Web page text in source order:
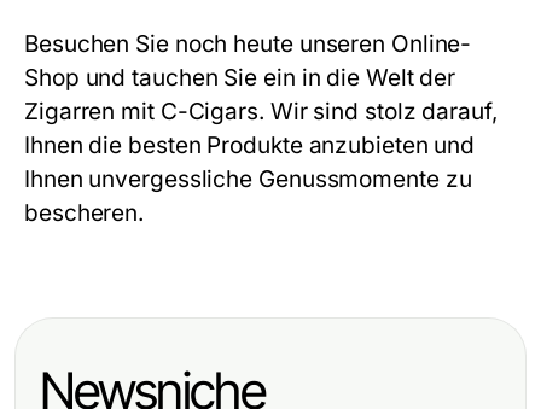
Besuchen Sie noch heute unseren Online-
Shop und tauchen Sie ein in die Welt der
Zigarren mit C-Cigars. Wir sind stolz darauf,
Ihnen die besten Produkte anzubieten und
Ihnen unvergessliche Genussmomente zu
bescheren.
Newsniche